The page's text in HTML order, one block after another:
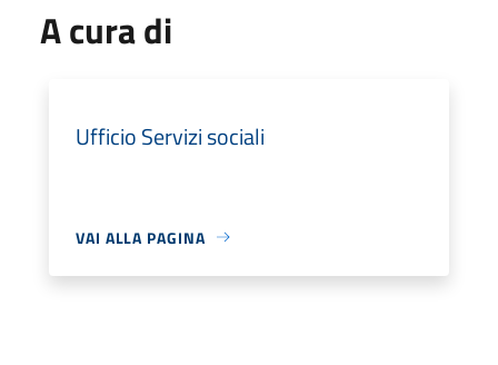
A cura di
Ufficio Servizi sociali
VAI ALLA PAGINA